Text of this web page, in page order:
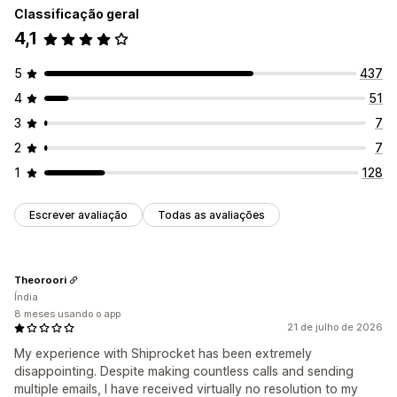
Classificação geral
4,1
5
437
4
51
3
7
2
7
1
128
Escrever avaliação Todas as avaliações
21 de julho de 2026
My experience with Shiprocket has been extremely
disappointing. Despite making countless calls and sending
multiple emails, I have received virtually no resolution to my
Theoroori
Índia
8 meses usando o app